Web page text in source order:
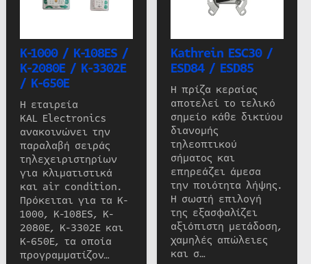
K-1000 / K-108ES /
K-2080E / K-3302E
/ K-650E
Η εταιρεία
KAL Electronics
ανακοινώνει την
παραλαβή σειράς
τηλεχειριστηρίων
για κλιματιστικά
και air condition.
Πρόκειται για τα K-
1000, K-108ES, K-
2080E, K-3302E και
K-650E, τα οποία
προγραμματίζον…
Kathrein ESC30 /
ESD84 / ESD85
Η πρίζα κεραίας
αποτελεί το τελικό
σημείο κάθε δικτύου
διανομής
τηλεοπτικού
σήματος και
επηρεάζει άμεσα
την ποιότητα λήψης.
Η σωστή επιλογή
της εξασφαλίζει
αξιόπιστη μετάδοση,
χαμηλές απώλειες
και σ…